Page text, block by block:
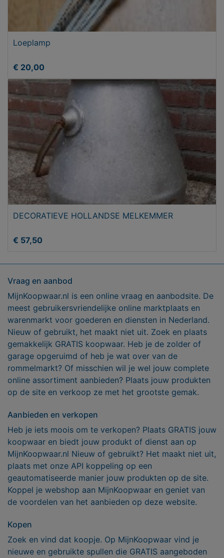
Loeplamp
€ 20,00
DECORATIEVE HOLLANDSE MELKEMMER
€ 57,50
Vraag en aanbod
MijnKoopwaar.nl is een online vraag en aanbodsite. De
meest gebruikersvriendelijke online marktplaats en
warenmarkt voor goederen en diensten in Nederland.
Nieuw of gebruikt, het maakt niet uit. Zoek en plaats
gemakkelijk GRATIS koopwaar. Heb je de zolder of
garage opgeruimd of heb je wat over van de
rommelmarkt? Of misschien wil je wel jouw complete
online assortiment aanbieden? Plaats jouw produkten
op de site en verkoop ze met het grootste gemak.
Aanbieden en verkopen
Heb je iets moois om te verkopen? Plaats GRATIS jouw
koopwaar en biedt jouw produkt of dienst aan op
MijnKoopwaar.nl Nieuw of gebruikt? Het maakt niet uit,
plaats met onze API koppeling op een
geautomatiseerde manier jouw produkten op de site.
Koppel je webshop aan MijnKoopwaar en geniet van
de voordelen van het aanbieden op deze website.
Kopen
Zoek en vind dat koopje. Op MijnKoopwaar vind je
nieuwe en gebruikte spullen die GRATIS aangeboden